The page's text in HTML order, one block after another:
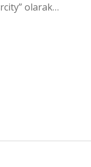
olarak…